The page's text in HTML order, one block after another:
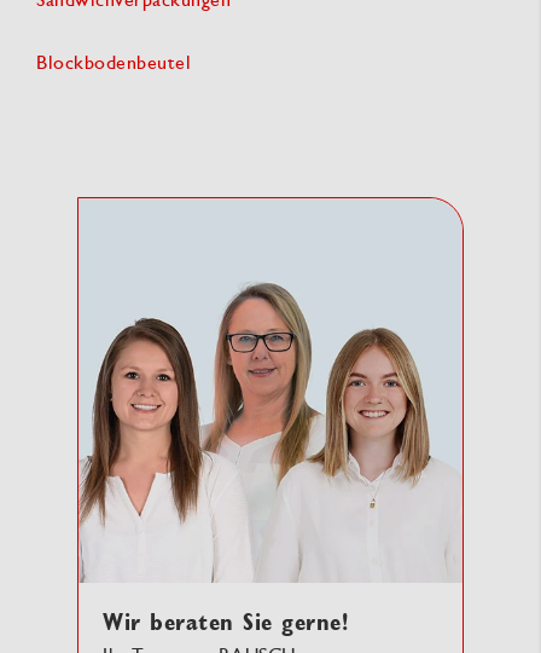
Blockbodenbeutel
Wir beraten Sie gerne!